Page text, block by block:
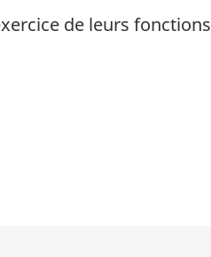
de leurs fonctions